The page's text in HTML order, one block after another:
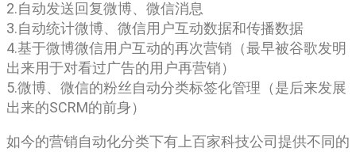
2.自动发送回复微博、微信消息
3.自动统计微博、微信用户互动数据和传播数据
4.基于微博微信用户互动的再次营销（最早被谷歌发明
出来用于对看过广告的用户再营销）
5.微博、微信的粉丝自动分类标签化管理（是后来发展
出来的SCRM的前身）
如今的营销自动化分类下有上百家科技公司提供不同的